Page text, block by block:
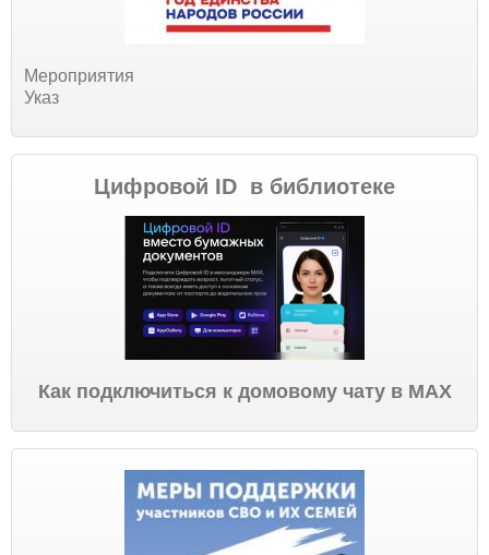
Мероприятия
Указ
Цифровой ID в библиотеке
Как подключиться к домовому чату в МАХ